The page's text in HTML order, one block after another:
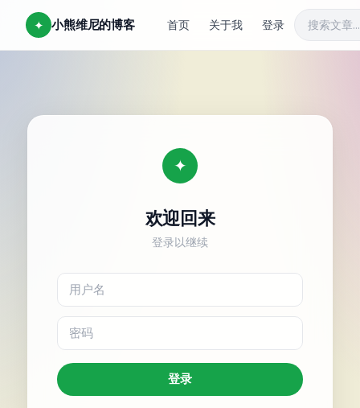
✦ 小熊维尼的博客 首页 关于我 登录
✦
欢迎回来
登录以继续